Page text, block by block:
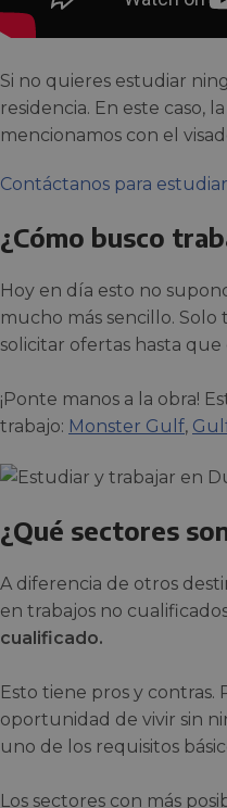
Si no quieres estudiar
residencia. En este caso,
mencionamos con el
Contáctanos para
¿Cómo busco
Hoy en día esto no
mucho más sencillo.
solicitar ofertas hasta
¡Ponte manos a la obra!
trabajo: Monster Gulf,
¿Qué sectores
A diferencia de otros
en trabajos no
cualificado.
Esto tiene pros y
oportunidad de vivir sin
uno de los requisitos
Los sectores con más